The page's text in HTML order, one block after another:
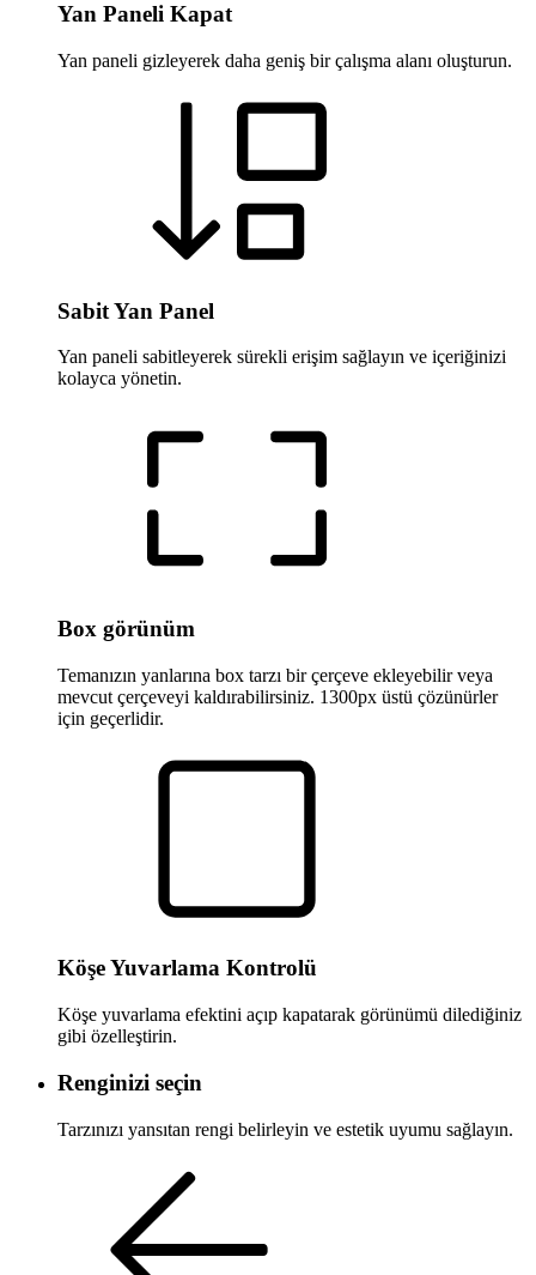
Yan Paneli Kapat
Yan paneli gizleyerek daha geniş bir çalışma alanı oluşturun.
Sabit Yan Panel
Yan paneli sabitleyerek sürekli erişim sağlayın ve içeriğinizi
kolayca yönetin.
Box görünüm
Temanızın yanlarına box tarzı bir çerçeve ekleyebilir veya
mevcut çerçeveyi kaldırabilirsiniz. 1300px üstü çözünürler
için geçerlidir.
Köşe Yuvarlama Kontrolü
Köşe yuvarlama efektini açıp kapatarak görünümü dilediğiniz
gibi özelleştirin.
Renginizi seçin
Tarzınızı yansıtan rengi belirleyin ve estetik uyumu sağlayın.